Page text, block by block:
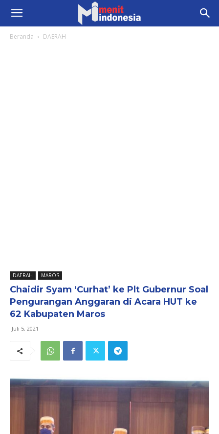
Beranda DAERAH
DAERAH MAROS
Chaidir Syam ‘Curhat’ ke Plt Gubernur Soal
Pengurangan Anggaran di Acara HUT ke
62 Kabupaten Maros
Juli 5, 2021